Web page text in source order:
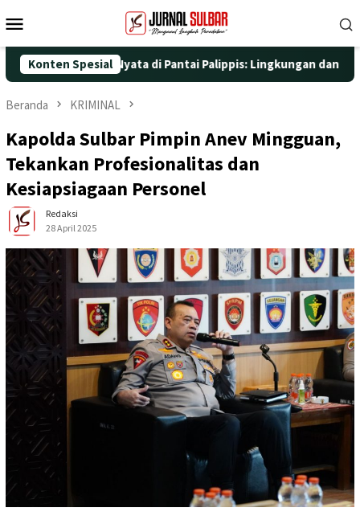
ke
Mobile
Konten Spesial
Aksi Nyata di Pantai Palippis: Lingkungan dan Kesehatan
Beranda KRIMINAL
Kapolda Sulbar Pimpin Anev Mingguan,
Tekankan Profesionalitas dan
Kesiapsiagaan Personel
Redaksi
28 April 2025